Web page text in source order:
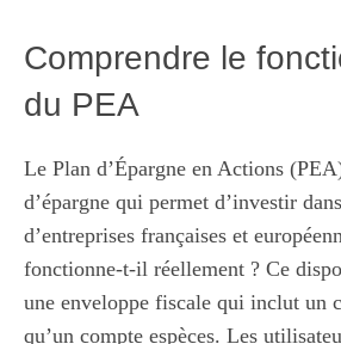
Comprendre le
du PEA
Le Plan d’Épargne en Actions
d’épargne qui permet d’investir
d’entreprises françaises et
fonctionne-t-il réellement ? Ce
une enveloppe fiscale qui inclut un
qu’un compte espèces. Les